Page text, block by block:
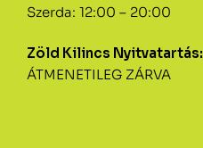
Szerda: 12:00 – 20:00
Zöld Kilincs Nyitvatartás:
ÁTMENETILEG ZÁRVA